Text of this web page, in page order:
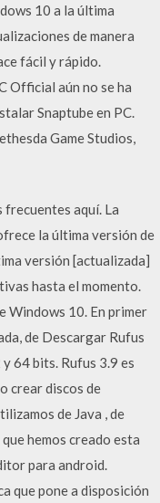
10 a la última
de manera
fácil y rápido.
Official aún no se ha
Snaptube en PC.
Game Studios,
aquí. La
la última versión de
versión [actualizada]
hasta el momento.
Windows 10. En primer
de Descargar Rufus
64 bits. Rufus 3.9 es
crear discos de
de Java , de
hemos creado esta
para android.
que pone a disposición